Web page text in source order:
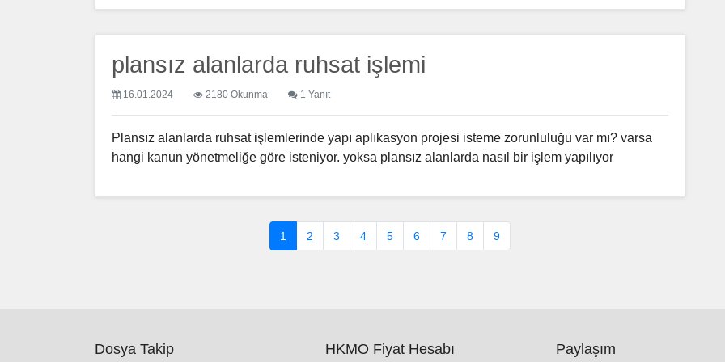
plansız alanlarda ruhsat işlemi
16.01.2024 2180 Okunma 1 Yanıt
Plansız alanlarda ruhsat işlemlerinde yapı aplıkasyon projesi isteme zorunluluğu var mı? varsa
hangi kanun yönetmeliğe göre isteniyor. yoksa plansız alanlarda nasıl bir işlem yapılıyor
1 2 3 4 5 6 7 8 9
Dosya Takip HKMO Fiyat Hesabı Paylaşım